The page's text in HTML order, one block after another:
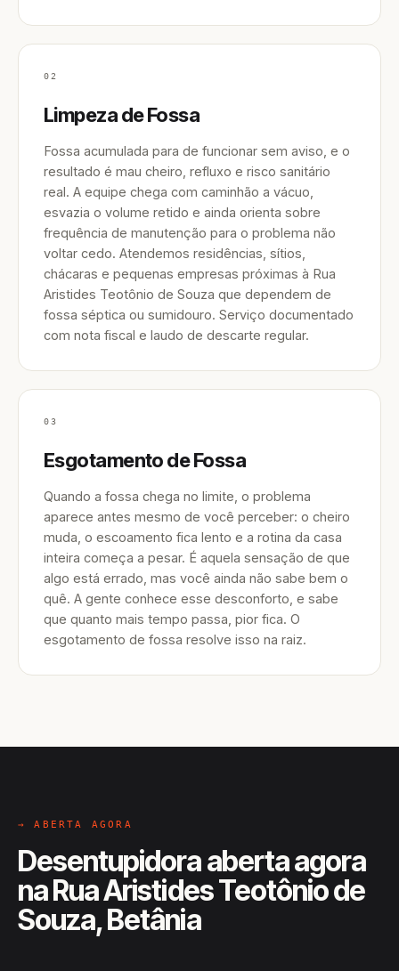
02
Limpeza de Fossa
Fossa acumulada para de funcionar sem aviso, e o
resultado é mau cheiro, refluxo e risco sanitário
real. A equipe chega com caminhão a vácuo,
esvazia o volume retido e ainda orienta sobre
frequência de manutenção para o problema não
voltar cedo. Atendemos residências, sítios,
chácaras e pequenas empresas próximas à Rua
Aristides Teotônio de Souza que dependem de
fossa séptica ou sumidouro. Serviço documentado
com nota fiscal e laudo de descarte regular.
03
Esgotamento de Fossa
Quando a fossa chega no limite, o problema
aparece antes mesmo de você perceber: o cheiro
muda, o escoamento fica lento e a rotina da casa
inteira começa a pesar. É aquela sensação de que
algo está errado, mas você ainda não sabe bem o
quê. A gente conhece esse desconforto, e sabe
que quanto mais tempo passa, pior fica. O
esgotamento de fossa resolve isso na raiz.
→ ABERTA AGORA
Desentupidora aberta agora
na Rua Aristides Teotônio de
Souza, Betânia